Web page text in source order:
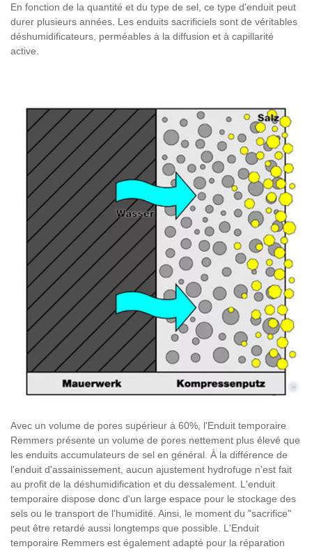
En fonction de la quantité et du type de sel, ce type d'enduit peut
durer plusieurs années. Les enduits sacrificiels sont de véritables
déshumidificateurs, perméables à la diffusion et à capillarité
active.
©
Avec un volume de pores supérieur à 60%, l'Enduit temporaire
Remmers présente un volume de pores nettement plus élevé que
les enduits accumulateurs de sel en général. À la différence de
l'enduit d'assainissement, aucun ajustement hydrofuge n'est fait
au profit de la déshumidification et du dessalement. L'enduit
temporaire dispose donc d'un large espace pour le stockage des
sels ou le transport de l'humidité. Ainsi, le moment du "sacrifice"
peut être retardé aussi longtemps que possible. L'Enduit
temporaire Remmers est également adapté pour la réparation